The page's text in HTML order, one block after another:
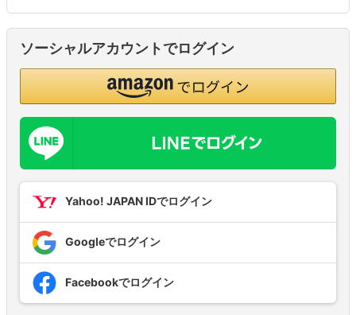
ソーシャルアカウントでログイン
Yahoo! JAPAN IDでログイン
Googleでログイン
Facebookでログイン